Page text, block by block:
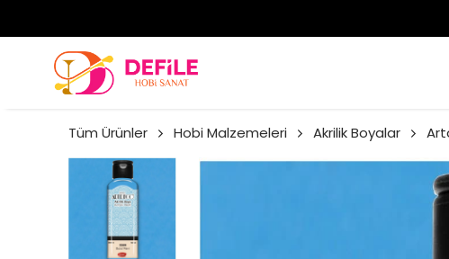
Tüm Ürünler Hobi Malzemeleri Akrilik Boyalar